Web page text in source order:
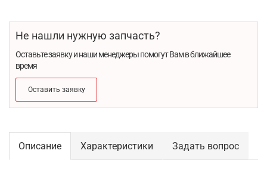
Не нашли нужную запчасть?
Оставьте заявку и наши менеджеры помогут Вам в ближайшее
время
Оставить заявку
Описание Характеристики Задать вопрос